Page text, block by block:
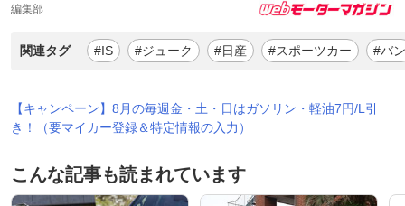
編集部
関連タグ #IS #ジューク #日産 #スポーツカー #バン
【キャンペーン】8月の毎週金・土・日はガソリン・軽油7円/L引
き！（要マイカー登録＆特定情報の入力）
こんな記事も読まれています